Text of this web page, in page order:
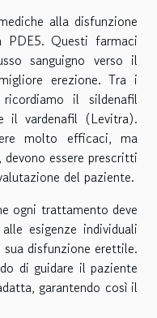
alla disfunzione
Questi farmaci
sanguigno verso il
erezione. Tra i
il sildenafil
il vardenafil (Levitra).
molto efficaci, ma
essere prescritti
del paziente.
ogni trattamento deve
esigenze individuali
disfunzione erettile.
di guidare il paziente
garantendo così il